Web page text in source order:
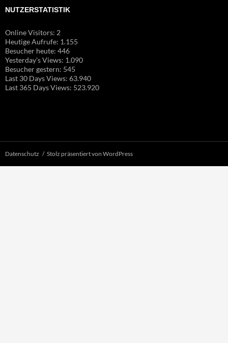
NUTZERSTATISTIK
Online Visitors: 2
Heutige Aufrufe: 1.155
Besucher heute: 446
Yesterday's Views: 1.090
Besucher gestern: 545
Last 30 Days Views: 63.940
Last 365 Days Views: 523.920
Datenschutz Stolz präsentiert von WordPress